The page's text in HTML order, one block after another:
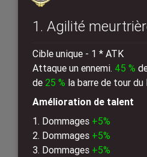
1. Agilité
Cible unique - 1 * ATK
Attaque un ennemi. 45 %
de 25 % la barre de tour du
Amélioration de talent
1. Dommages +5%
2. Dommages +5%
3. Dommages +5%